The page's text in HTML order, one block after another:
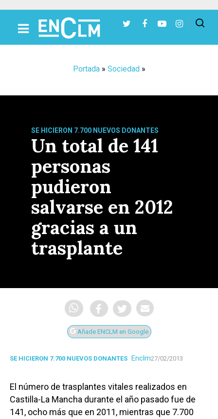
Portada» Sociedad»
SE HICIERON 7.700 NUEVOS DONANTES
Un total de 141
personas
pudieron
salvarse en 2012
gracias a un
trasplante
Añade ENCLM en Google
SE HICIERON 7.700 NUEVOS DONANTES Enclm27/02/2013
El número de trasplantes vitales realizados en
Castilla-La Mancha durante el año pasado fue de
141, ocho más que en 2011, mientras que 7.700